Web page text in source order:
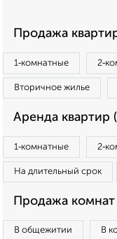
Продажа
1‑комнатные
Вторичное жилье
Аренда квартир
1‑комнатные
На длительный срок
Продажа комнат
В общежитии В